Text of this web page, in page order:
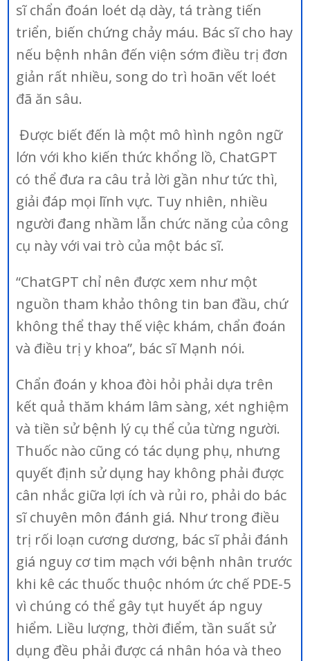
sĩ chẩn đoán loét dạ dày, tá tràng tiến
triển, biến chứng chảy máu. Bác sĩ cho hay
nếu bệnh nhân đến viện sớm điều trị đơn
giản rất nhiều, song do trì hoãn vết loét
đã ăn sâu.
Được biết đến là một mô hình ngôn ngữ
lớn với kho kiến thức khổng lồ, ChatGPT
có thể đưa ra câu trả lời gần như tức thì,
giải đáp mọi lĩnh vực. Tuy nhiên, nhiều
người đang nhầm lẫn chức năng của công
cụ này với vai trò của một bác sĩ.
“ChatGPT chỉ nên được xem như một
nguồn tham khảo thông tin ban đầu, chứ
không thể thay thế việc khám, chẩn đoán
và điều trị y khoa”, bác sĩ Mạnh nói.
Chẩn đoán y khoa đòi hỏi phải dựa trên
kết quả thăm khám lâm sàng, xét nghiệm
và tiền sử bệnh lý cụ thể của từng người.
Thuốc nào cũng có tác dụng phụ, nhưng
quyết định sử dụng hay không phải được
cân nhắc giữa lợi ích và rủi ro, phải do bác
sĩ chuyên môn đánh giá. Như trong điều
trị rối loạn cương dương, bác sĩ phải đánh
giá nguy cơ tim mạch với bệnh nhân trước
khi kê các thuốc thuộc nhóm ức chế PDE-5
vì chúng có thể gây tụt huyết áp nguy
hiểm. Liều lượng, thời điểm, tần suất sử
dụng đều phải được cá nhân hóa và theo